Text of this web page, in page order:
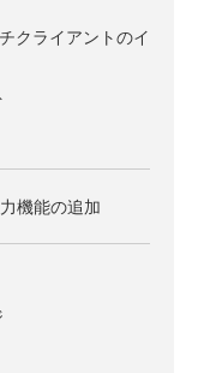
クライアントのイ
機能の追加